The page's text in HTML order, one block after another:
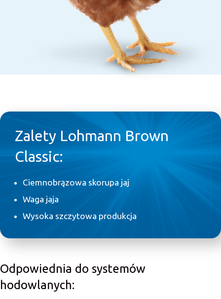
Zalety Lohmann Brown
Classic:
Ciemnobrązowa skorupa jaj
Waga jaja
Wysoka szczytowa produkcja
Odpowiednia do systemów
hodowlanych: